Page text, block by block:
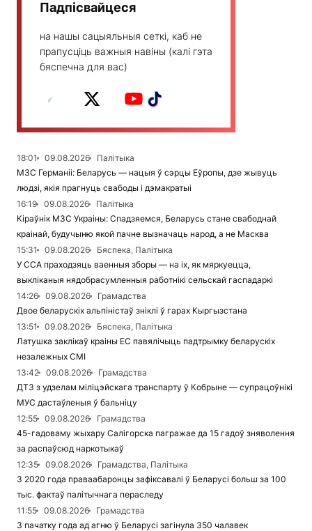
Падпісвайцеся
на нашы сацыяльныя сеткі, каб не
прапусціць важныя навіны (калі гэта
бяспечна для вас)
18:01 09.08.2026
Палітыка
МЗС Германіі: Беларусь — нацыя ў сэрцы Еўропы, дзе жывуць
людзі, якія прагнуць свабоды і дэмакратыі
16:19
09.08.2026
Палітыка
Кіраўнік МЗС Украіны: Спадзяемся, Беларусь стане свабоднай
краінай, будучыню якой пачне вызначаць народ, а не Масква
15:31
09.08.2026
Бяспека, Палітыка
У ССА праходзяць ваенныя зборы — на іх, як мяркуецца,
выкліканыя нядобрасумленныя работнікі сельскай гаспадаркі
14:26
09.08.2026
Грамадства
Двое беларускіх альпіністаў зніклі ў гарах Кыргызстана
13:51
09.08.2026
Бяспека, Палітыка
Латушка заклікаў краіны ЕС павялічыць падтрымку беларускіх
незалежных СМІ
13:42
09.08.2026
Грамадства
ДТЗ з удзелам міліцэйскага транспарту ў Кобрыне — супрацоўнікі
МУС дастаўленыя ў бальніцу
12:55
09.08.2026
Грамадства
45-гадоваму жыхару Салігорска пагражае да 15 гадоў зняволення
за распаўсюд наркотыкаў
12:35
09.08.2026
Грамадства, Палітыка
З 2020 года праваабаронцы зафіксавалі ў Беларусі больш за 100
тыс. фактаў палітычнага пераследу
11:55
09.08.2026
Грамадства
З пачатку года ад агню ў Беларусі загінула 350 чалавек